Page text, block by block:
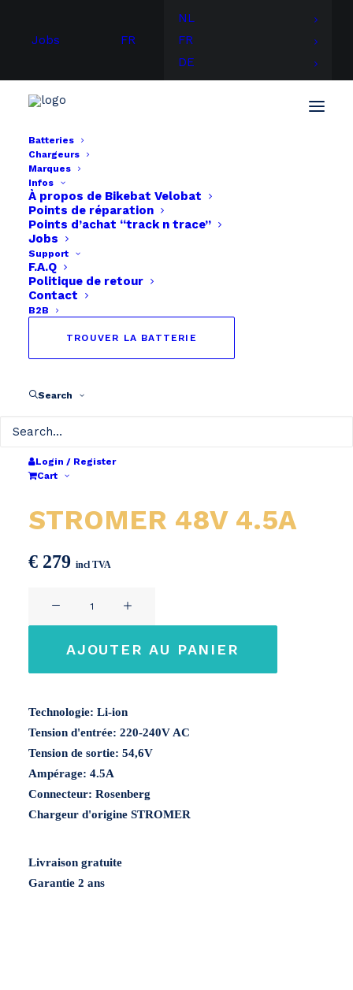
Jobs FR
NL
FR
DE
Batteries
Chargeurs
Marques
Infos
À propos de Bikebat Velobat
Points de réparation
Points d’achat “track n trace”
Jobs
Support
F.A.Q
Politique de retour
Contact
B2B
TROUVER LA BATTERIE
Search
Login / Register
Cart
Accueil
Stromer
Chargeur d’origine STROMER 48V 4.5A
Chargeur d'origine
STROMER 48V 4.5A
€ 279 incl TVA
d'origine
4.5A
AJOUTER AU PANIER
Technologie: Li-ion
Tension d'entrée: 220-240V AC
Tension de sortie: 54,6V
Ampérage: 4.5A
Connecteur: Rosenberg
Chargeur d'origine STROMER
Livraison gratuite
Garantie 2 ans